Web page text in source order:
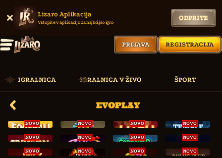
Lizaro Aplikacija
Vstopite v aplikacijo za najboljšo igro
ODPRITE
PRIJAVA REGISTRACIJA
IGRALNICA IGRALNICA V ŽIVO ŠPORT
EVOPLAY
NOVO NOVO NOVO NOVO
NOVO NOVO NOVO NOVO
NOVO NOVO NOVO NOVO